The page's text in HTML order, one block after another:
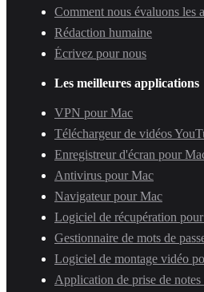
Comment nous évaluons les
Rédaction humaine
Écrivez pour nous
Les meilleures applications
VPN pour Mac
Téléchargeur de vidéos
Enregistreur d'écran pour
Antivirus pour Mac
Navigateur pour Mac
Logiciel de récupération
Gestionnaire de mots de
Logiciel de montage vidéo
Application de prise de